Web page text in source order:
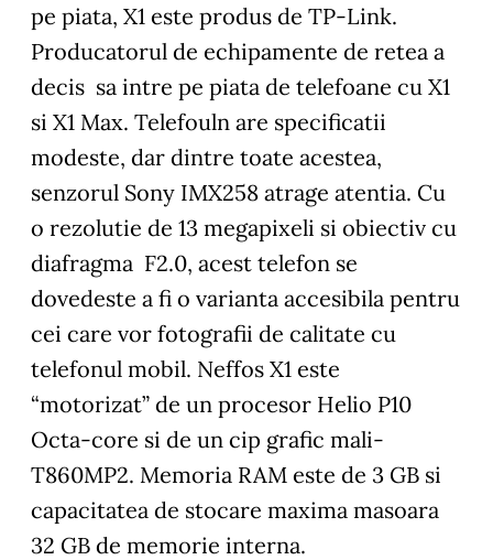
pe piata, X1 este produs de TP-Link.
Producatorul de echipamente de retea a
decis sa intre pe piata de telefoane cu X1
si X1 Max. Telefouln are specificatii
modeste, dar dintre toate acestea,
senzorul Sony IMX258 atrage atentia. Cu
o rezolutie de 13 megapixeli si obiectiv cu
diafragma F2.0, acest telefon se
dovedeste a fi o varianta accesibila pentru
cei care vor fotografii de calitate cu
telefonul mobil. Neffos X1 este
“motorizat” de un procesor Helio P10
Octa-core si de un cip grafic mali-
T860MP2. Memoria RAM este de 3 GB si
capacitatea de stocare maxima masoara
32 GB de memorie interna.